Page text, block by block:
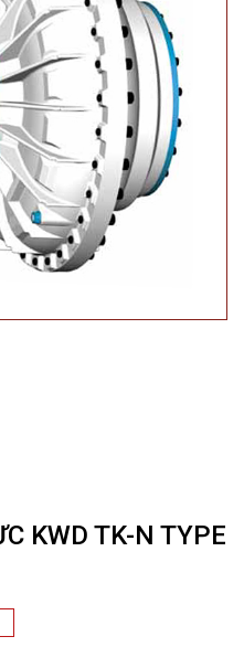
KWD TK-N TYPE